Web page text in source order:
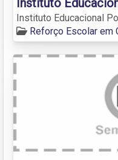
Instituto Educacional
Reforço Escolar em